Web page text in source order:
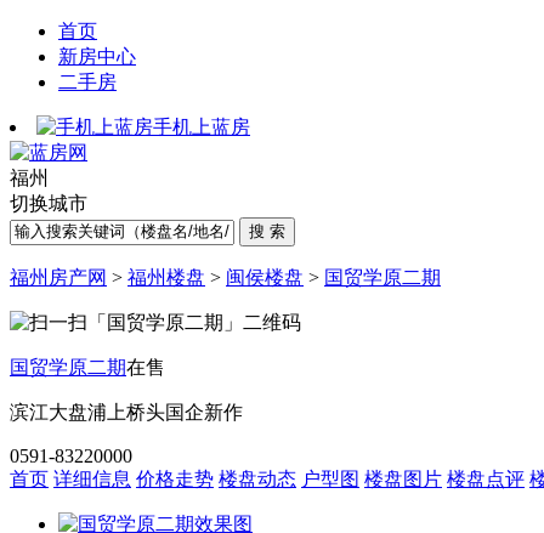
首页
新房中心
二手房
手机上蓝房
福州
切换城市
福州房产网 > 福州楼盘 > 闽侯楼盘 > 国贸学原二期
国贸学原二期在售
滨江大盘浦上桥头国企新作
0591-83220000
首页 详细信息 价格走势 楼盘动态 户型图 楼盘图片 楼盘点评